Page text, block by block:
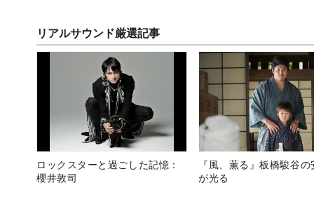
リアルサウンド厳選記事
ロックスターと過ごした記憶：
櫻井敦司
『風、薫る』板橋駿谷
が光る